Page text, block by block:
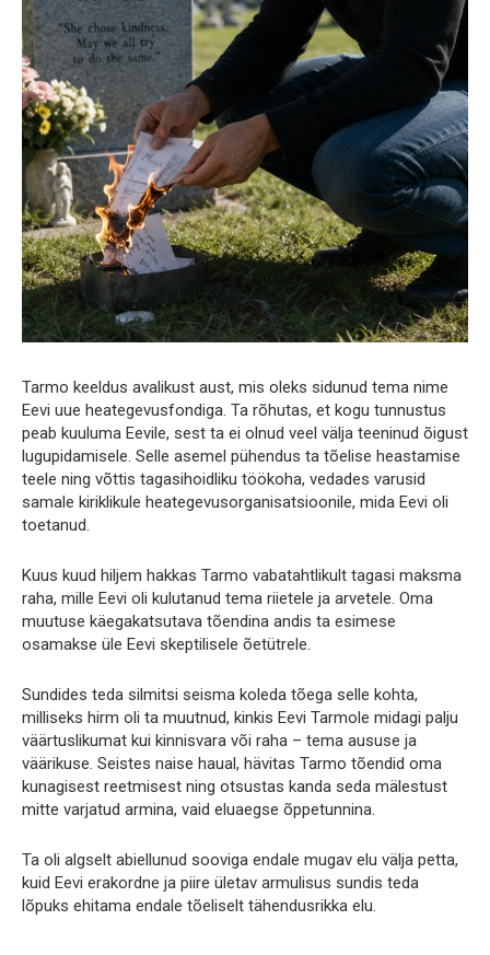
Tarmo keeldus avalikust aust, mis oleks sidunud tema nime
Eevi uue heategevusfondiga. Ta rõhutas, et kogu tunnustus
peab kuuluma Eevile, sest ta ei olnud veel välja teeninud õigust
lugupidamisele. Selle asemel pühendus ta tõelise heastamise
teele ning võttis tagasihoidliku töökoha, vedades varusid
samale kiriklikule heategevusorganisatsioonile, mida Eevi oli
toetanud.
Kuus kuud hiljem hakkas Tarmo vabatahtlikult tagasi maksma
raha, mille Eevi oli kulutanud tema riietele ja arvetele. Oma
muutuse käegakatsutava tõendina andis ta esimese
osamakse üle Eevi skeptilisele õetütrele.
Sundides teda silmitsi seisma koleda tõega selle kohta,
milliseks hirm oli ta muutnud, kinkis Eevi Tarmole midagi palju
väärtuslikumat kui kinnisvara või raha – tema aususe ja
väärikuse. Seistes naise haual, hävitas Tarmo tõendid oma
kunagisest reetmisest ning otsustas kanda seda mälestust
mitte varjatud armina, vaid eluaegse õppetunnina.
Ta oli algselt abiellunud sooviga endale mugav elu välja petta,
kuid Eevi erakordne ja piire ületav armulisus sundis teda
lõpuks ehitama endale tõeliselt tähendusrikka elu.